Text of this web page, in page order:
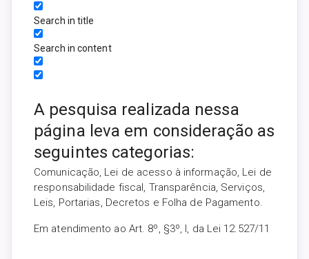
Search in title
Search in content
A pesquisa realizada nessa
página leva em consideração as
seguintes categorias:
Comunicação, Lei de acesso à informação, Lei de
responsabilidade fiscal, Transparência, Serviços,
Leis, Portarias, Decretos e Folha de Pagamento.
Em atendimento ao Art. 8º, §3º, I, da Lei 12.527/11